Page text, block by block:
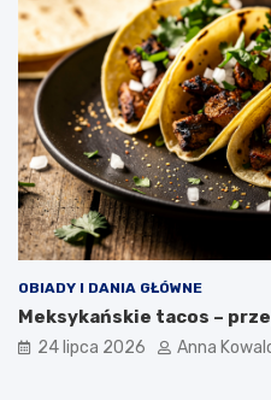
OBIADY I DANIA GŁÓWNE
Meksykańskie tacos –
24 lipca 2026 Anna